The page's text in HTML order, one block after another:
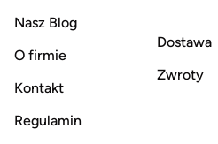
Nasz Blog
O firmie
Kontakt
Regulamin
Dostawa
Zwroty